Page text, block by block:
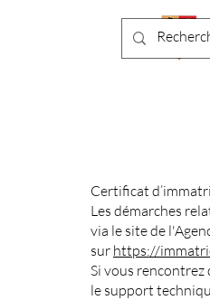
Chaneins
Certificat
Les démarches
via le site de
sur https://
Si vous rencontrez
le support